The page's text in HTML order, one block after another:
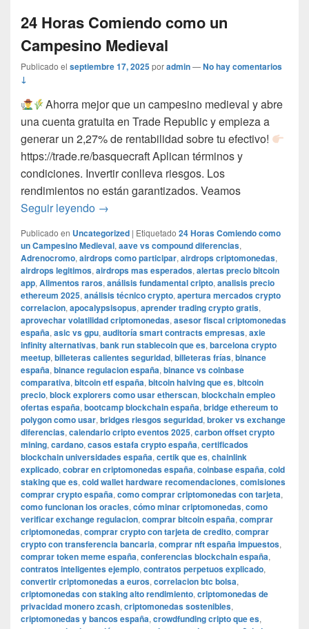
24 Horas Comiendo como un
Campesino Medieval
Publicado el septiembre 17, 2025poradmin—No hay comentarios
↓
Ahorra mejor que un campesino medieval y abre
una cuenta gratuita en Trade Republic y empieza a
generar un 2,27% de rentabilidad sobre tu efectivo!
https://trade.re/basquecraft Aplican términos y
condiciones. Invertir conlleva riesgos. Los
rendimientos no están garantizados. Veamos
Seguir leyendo 24 Horas Comiendo como un Campesino
→
Publicado en Uncategorized | Etiquetado 24 Horas Comiendo como
un Campesino Medieval, aave vs compound diferencias,
Adrenocromo, airdrops como participar, airdrops criptomonedas,
airdrops legitimos, airdrops mas esperados, alertas precio bitcoin
app, Alimentos raros, análisis fundamental cripto, analisis precio
ethereum 2025, análisis técnico crypto, apertura mercados crypto
correlacion, apocalypsisopus, aprender trading crypto gratis,
aprovechar volatilidad criptomonedas, asesor fiscal criptomonedas
españa, asic vs gpu, auditoría smart contracts empresas, axie
infinity alternativas, bank run stablecoin que es, barcelona crypto
meetup, billeteras calientes seguridad, billeteras frías, binance
españa, binance regulacion españa, binance vs coinbase
comparativa, bitcoin etf españa, bitcoin halving que es, bitcoin
precio, block explorers como usar etherscan, blockchain empleo
ofertas españa, bootcamp blockchain españa, bridge ethereum to
polygon como usar, bridges riesgos seguridad, broker vs exchange
diferencias, calendario cripto eventos 2025, carbon offset crypto
mining, cardano, casos estafa crypto españa, certificados
blockchain universidades españa, certik que es, chainlink
explicado, cobrar en criptomonedas españa, coinbase españa, cold
staking que es, cold wallet hardware recomendaciones, comisiones
comprar crypto españa, como comprar criptomonedas con tarjeta,
como funcionan los oracles, cómo minar criptomonedas, como
verificar exchange regulacion, comprar bitcoin españa, comprar
criptomonedas, comprar crypto con tarjeta de credito, comprar
crypto con transferencia bancaria, comprar nft españa impuestos,
comprar token meme españa, conferencias blockchain españa,
contratos inteligentes ejemplo, contratos perpetuos explicado,
convertir criptomonedas a euros, correlacion btc bolsa,
criptomonedas con staking alto rendimiento, criptomonedas de
privacidad monero zcash, criptomonedas sostenibles,
criptomonedas y bancos españa, crowdfunding cripto que es,